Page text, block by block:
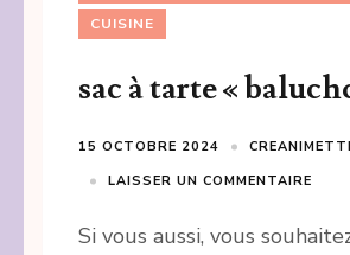
CUISINE
sac à tarte «
15 OCTOBRE 2024
LAISSER UN COMMENTAIRE
Si vous aussi, vous